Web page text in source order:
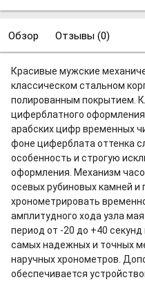
Обзор Отзывы (0)
Красивые мужские
классическом стальном
полированным покрытием.
циферблатного
арабских цифр временных
фоне циферблата оттенка
особенность и строгую
оформления. Механизм
осевых рубиновых камней и
хронометрировать
амплитудного хода узла
период от -20 до +40
самых надежных и точных
наручных хронометров.
обеспечивается